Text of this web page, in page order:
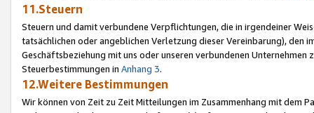
11.Steuern
Steuern und damit verbundene Verpflichtungen, die in irgendeiner
tatsächlichen oder angeblichen Verletzung dieser Vereinbarung), den
Geschäftsbeziehung mit uns oder unseren verbundenen
Steuerbestimmungen in Anhang 3.
12.Weitere Bestimmungen
Wir können von Zeit zu Zeit Mitteilungen im Zusammenhang mit dem